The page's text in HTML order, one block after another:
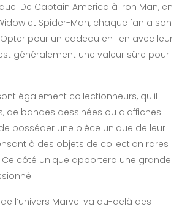
De Captain America à Iron Man, en
et Spider-Man, chaque fan a son
pour un cadeau en lien avec leur
généralement une valeur sûre pour
également collectionneurs, qu'il
de bandes dessinées ou d'affiches.
posséder une pièce unique de leur
à des objets de collection rares
côté unique apportera une grande
de l’univers Marvel va au-delà des